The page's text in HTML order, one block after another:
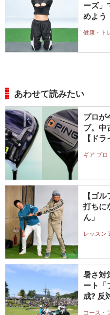
ーズ」
めよう
健康・ト
あわせて読みたい
プロが
ブ。中
【ドラ
ギア プロ
【ゴ
打ちに
ん」
レッスン
暑さ対
ート「
成? 反
コース・